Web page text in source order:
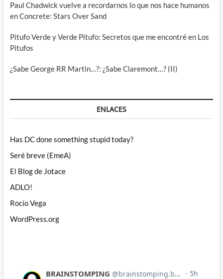
Paul Chadwick vuelve a recordarnos lo que nos hace humanos
en Concrete: Stars Over Sand
Pitufo Verde y Verde Pitufo: Secretos que me encontré en Los
Pitufos
¿Sabe George RR Martin…?: ¿Sabe Claremont…? (II)
ENLACES
Has DC done something stupid today?
Seré breve (EmeA)
El Blog de Jotace
ADLO!
Rocío Vega
WordPress.org